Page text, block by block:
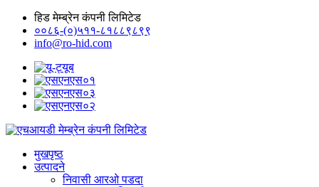
हिड मेम्ब्रेन कंपनी लिमिटेड
००८६-(०)५११-८१८८९८९९
info@ro-hid.com
मुखपृष्ठ
उत्पादने
निवासी आरओ पडदा